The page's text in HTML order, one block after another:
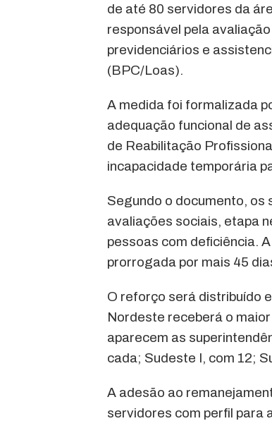
de até 80 servidores da
responsável pela
previdenciários e
(BPC/Loas).
A medida foi formalizada
adequação funcional de
de Reabilitação
incapacidade temporária
Segundo o documento, os
avaliações sociais, etapa
pessoas com deficiência.
prorrogada por mais 45
O reforço será distribuído
Nordeste receberá o
aparecem as
cada; Sudeste I, com 12;
A adesão ao
servidores com perfil para